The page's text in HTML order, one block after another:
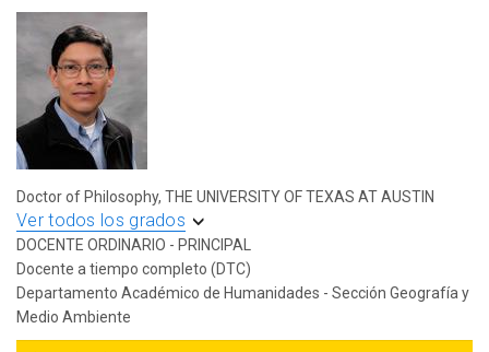
Doctor of Philosophy, THE UNIVERSITY OF TEXAS AT AUSTIN
Ver todos los grados
DOCENTE ORDINARIO - PRINCIPAL
Docente a tiempo completo (DTC)
Departamento Académico de Humanidades - Sección Geografía y
Medio Ambiente